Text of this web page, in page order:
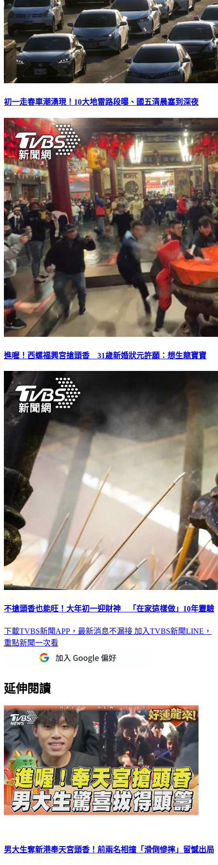
初一走春車潮湧現！10大地雷路段曝、國五清晨塞到深夜
進喔！西螺福興宮搶頭香 31歲新婚狀元許願：想生龍寶寶
不搶頭香也能旺！大年初一迎財神 「在家這樣做」10年靈驗
下載TVBS新聞APP，最新消息不漏接 加入TVBS新聞LINE，
重點新聞一次看
延伸閱讀
男大生奪新港奉天宮頭香！前兩名相撞「滑倒慘摔」留憾出局